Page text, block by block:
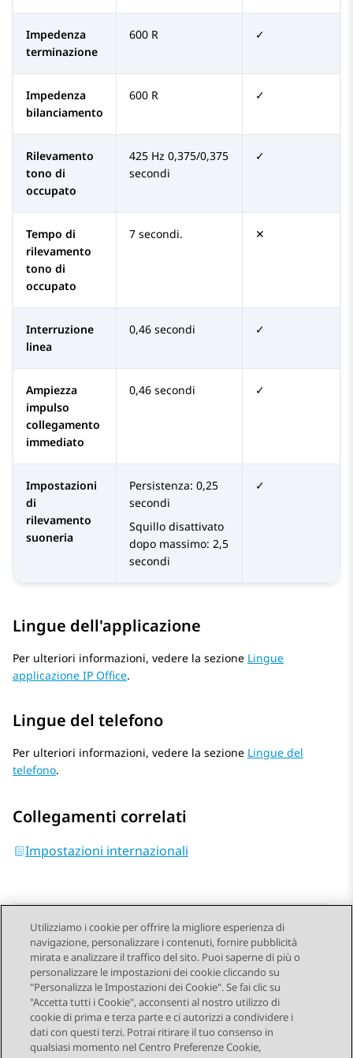
Impedenza
terminazione
600 R ✓
Impedenza
bilanciamento
600 R ✓
Rilevamento
tono di
occupato
425 Hz 0,375/0,375
secondi
✓
Tempo di
rilevamento
tono di
occupato
7 secondi. ✕
Interruzione
linea
0,46 secondi ✓
Ampiezza
impulso
collegamento
immediato
0,46 secondi ✓
Impostazioni
di
rilevamento
suoneria
Persistenza: 0,25
secondi
Squillo disattivato
dopo massimo: 2,5
secondi
✓
Lingue dell'applicazione
Per ulteriori informazioni, vedere la sezione Lingue
applicazione IP Office.
Lingue del telefono
Per ulteriori informazioni, vedere la sezione Lingue del
telefono.
Collegamenti correlati
Impostazioni internazionali
Send Feedback
Navigazione argomento
Argomento precedente Argomento successivo
Utilizziamo i cookie per offrire la migliore esperienza di
navigazione, personalizzare i contenuti, fornire pubblicità
mirata e analizzare il traffico del sito. Puoi saperne di più o
personalizzare le impostazioni dei cookie cliccando su
"Personalizza le Impostazioni dei Cookie". Se fai clic su
"Accetta tutti i Cookie", acconsenti al nostro utilizzo di
cookie di prima e terza parte e ci autorizzi a condividere i
dati con questi terzi. Potrai ritirare il tuo consenso in
qualsiasi momento nel Centro Preferenze Cookie,